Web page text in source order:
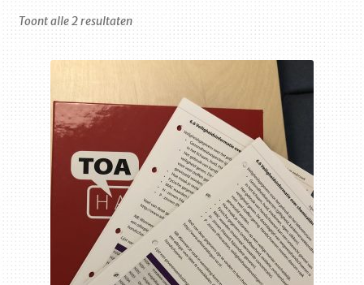
Contact
Privacybeleid
Toont alle 2 resultatenGesorteerd
op